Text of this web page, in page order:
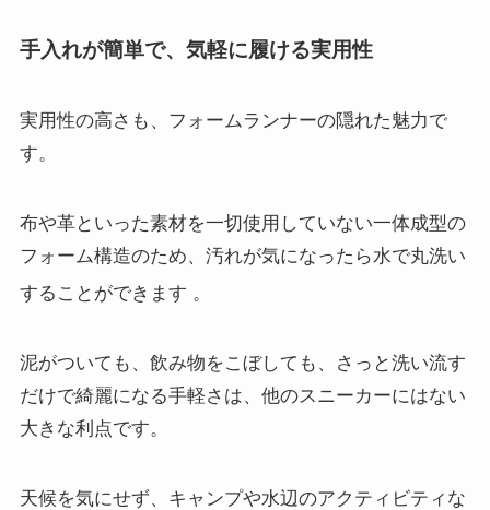
手入れが簡単で、気軽に履ける実用性
実用性の高さも、フォームランナーの隠れた魅力で
す。
布や革といった素材を一切使用していない一体成型の
フォーム構造のため、汚れが気になったら水で丸洗い
することができます 。
泥がついても、飲み物をこぼしても、さっと洗い流す
だけで綺麗になる手軽さは、他のスニーカーにはない
大きな利点です。
天候を気にせず、キャンプや水辺のアクティビティな